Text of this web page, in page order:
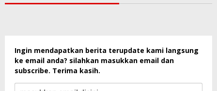
Ingin mendapatkan berita terupdate kami langsung
ke email anda? silahkan masukkan email dan
subscribe. Terima kasih.